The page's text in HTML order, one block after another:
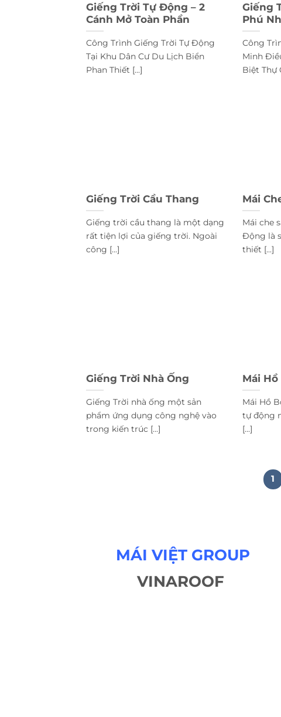
Giếng Trời Tự Động – 2
Cánh Mở Toàn Phần
Công Trình Giếng Trời Tự Động
Tại Khu Dân Cư Du Lịch Biển
Phan Thiết [...]
Giếng
Phú
Công
Minh
Biệt Thự
Giếng Trời Cầu Thang
Giếng trời cầu thang là một dạng
rất tiện lợi của giếng trời. Ngoài
công [...]
Mái
Mái che
Động là
thiết [...]
Giếng Trời Nhà Ống
Giếng Trời nhà ống một sản
phẩm ứng dụng công nghệ vào
trong kiến trúc [...]
Mái
Mái Hồ
tự động
[...]
1
MÁI VIỆT GROUP
VINAROOF